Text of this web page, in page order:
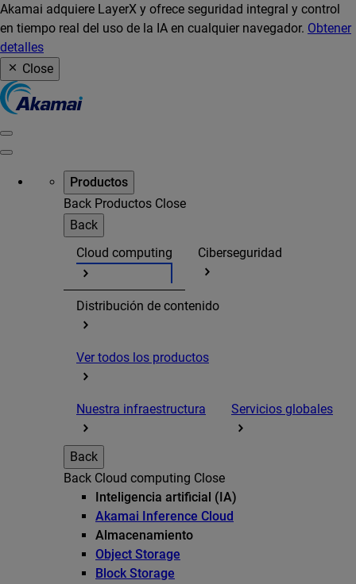
Akamai adquiere LayerX y ofrece seguridad integral y control
en tiempo real del uso de la IA en cualquier navegador. Obtener
detalles
Close
Productos
Back Productos Close
Back
Cloud computing
Ciberseguridad
Distribución de contenido
Ver todos los productos
Nuestra infraestructura Servicios globales
Back
Back Cloud computing Close
Inteligencia artificial (IA)
Akamai Inference Cloud
Almacenamiento
Object Storage
Block Storage